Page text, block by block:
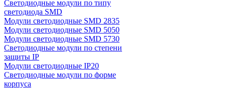
Светодиодные модули по типу
светодиода SMD
Модули светодиодные SMD 2835
Модули светодиодные SMD 5050
Модули светодиодные SMD 5730
Светодиодные модули по степени
защиты IP
Модули светодиодные IP20
Светодиодные модули по форме
корпуса